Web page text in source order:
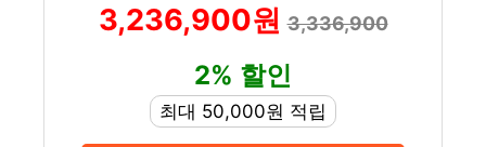
3,236,900원3,336,900
2% 할인
최대 50,000원 적립